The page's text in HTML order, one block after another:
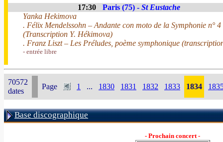
17:30 Paris (75) - St Eustache
Yanka Hekimova
. Félix Mendelssohn – Andante con moto de la Symphonie n°
(Transcription Y. Hékimova)
. Franz Liszt – Les Préludes, poème symphonique
- entrée libre
70572
dates
Page 1 ... 1830 1831 1832 1833 1834
Base discographique
- Prochain concert -